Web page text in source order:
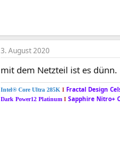
3. August 2020
mit dem Netzteil ist es
Intel® Core Ultra 285K I Fractal Design
Dark Power12 Platinum I Sapphire Nitro+